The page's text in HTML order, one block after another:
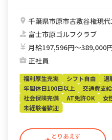
千葉県市原市古敷谷権現
富士市原ゴルフクラブ
月給197,596円〜389,000
正社員
とりあえず
福利厚生充実 シフト自由 退
年間休日100日以上
交通費支給
社会保険完備
AT免許OK 女
未経験者歓迎